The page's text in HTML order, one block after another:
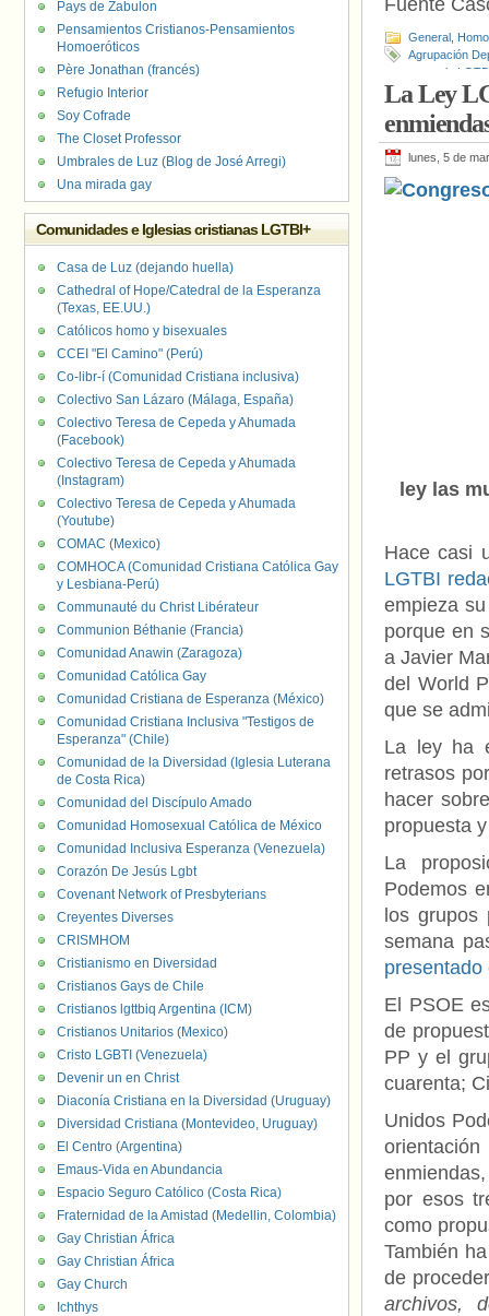
Fuente
General
Agrupación
contra la
Senado,VOX
La Ley
lunes, 5 de
ley las
Hace casi
LGTBI
empieza
porque en
a Javier
del World
que se
La ley ha
retrasos
hacer
propuesta
La
Podemos
los
semana
presentado
El PSOE
de
PP y el
cuarenta;
Unidos
por esos
como
También
de
archivos,
Pays de Zabulon
Pensamientos Cristianos-Pensamientos
Homoeróticos
Père Jonathan (francés)
Refugio Interior
Soy Cofrade
The Closet Professor
Umbrales de Luz (Blog de José Arregi)
Una mirada gay
Comunidades e Iglesias cristianas LGTBI+
Casa de Luz (dejando huella)
Cathedral of Hope/Catedral de la Esperanza
(Texas, EE.UU.)
Católicos homo y bisexuales
CCEI "El Camino" (Perú)
Co-libr-í (Comunidad Cristiana inclusiva)
Colectivo San Lázaro (Málaga, España)
Colectivo Teresa de Cepeda y Ahumada
(Facebook)
Colectivo Teresa de Cepeda y Ahumada
(Instagram)
Colectivo Teresa de Cepeda y Ahumada
(Youtube)
COMAC (Mexico)
COMHOCA (Comunidad Cristiana Católica Gay
y Lesbiana-Perú)
Communauté du Christ Libérateur
Communion Béthanie (Francia)
Comunidad Anawin (Zaragoza)
Comunidad Católica Gay
Comunidad Cristiana de Esperanza (México)
Comunidad Cristiana Inclusiva "Testigos de
Esperanza" (Chile)
Comunidad de la Diversidad (Iglesia Luterana
de Costa Rica)
Comunidad del Discípulo Amado
Comunidad Homosexual Católica de México
Comunidad Inclusiva Esperanza (Venezuela)
Corazón De Jesús Lgbt
Covenant Network of Presbyterians
Creyentes Diverses
CRISMHOM
Cristianismo en Diversidad
Cristianos Gays de Chile
Cristianos lgttbiq Argentina (ICM)
Cristianos Unitarios (Mexico)
Cristo LGBTI (Venezuela)
Devenir un en Christ
Diaconía Cristiana en la Diversidad (Uruguay)
Diversidad Cristiana (Montevideo, Uruguay)
El Centro (Argentina)
Emaus-Vida en Abundancia
Espacio Seguro Católico (Costa Rica)
Fraternidad de la Amistad (Medellin, Colombia)
Gay Christian África
Gay Christian África
Gay Church
Ichthys